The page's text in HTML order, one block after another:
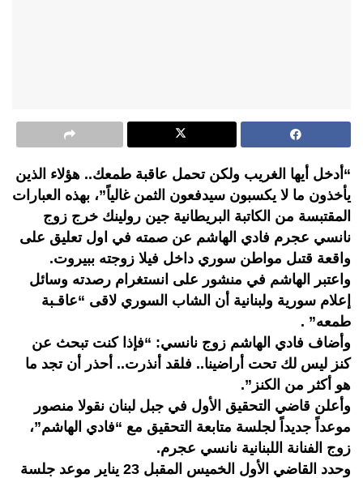
“أدخل أيها الغريب ولكن تحمل عاقبة طمعك.. هؤلاء الذين
يأخذون ما لا يكسبون سيدفعون الثمن غالياً”، بهذه العبارات
المقتبسة من الكاتبة البريطانية جين رولينك خرج زوج
نانسي عجرم فادي الهاشم عن صمته في اول تعليق على
واقعة قتىل مواطن سوري داخل فيلا زوجته ببيروت.
واعتبر الهاشم في منشور على انستغرام رصدته وسائل
إعلام سورية ولبنانية أن الشاب السوري لاقى “عاقـبة
طمعه” .
وأضاف فادي الهاشم زوج نانسي: “فإذا كنت تبحث عن
كنز ليس لك تحت أراضينا.. فلقد أنذرت.. أحذر أن تجد ما
هو أكثر من الكنز”.
وأعلن قاضي التحقيق الأول في جبل لبنان نقولا منصور
موعداً جديداً لجلسة متابعة التحقيق مع “فادي الهاشم”،
زوج الفنانة اللبنانية نانسي عجرم.
وحدد القاضي الأول الخميس المقبل 23 يناير موعد جلسة